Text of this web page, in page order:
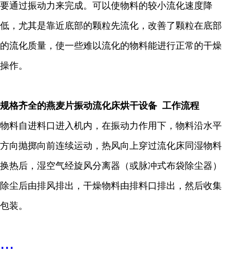
要通过振动力来完成。可以使物料的较小流化速度降
低，尤其是靠近底部的颗粒先流化，改善了颗粒在底部
的流化质量，使一些难以流化的物料能进行正常的干燥
操作。
规格齐全的燕麦片振动流化床烘干设备 工作流程
物料自进料口进入机内，在振动力作用下，物料沿水平
方向抛掷向前连续运动，热风向上穿过流化床同湿物料
换热后，湿空气经旋风分离器（或脉冲式布袋除尘器）
除尘后由排风排出，干燥物料由排料口排出，然后收集
包装。
...